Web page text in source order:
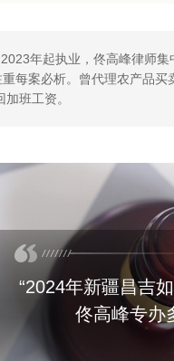
年起执业，佟高峰律师
重每案必析。曾代理农产品
班工资。
“2024年新疆昌吉
佟高峰专办